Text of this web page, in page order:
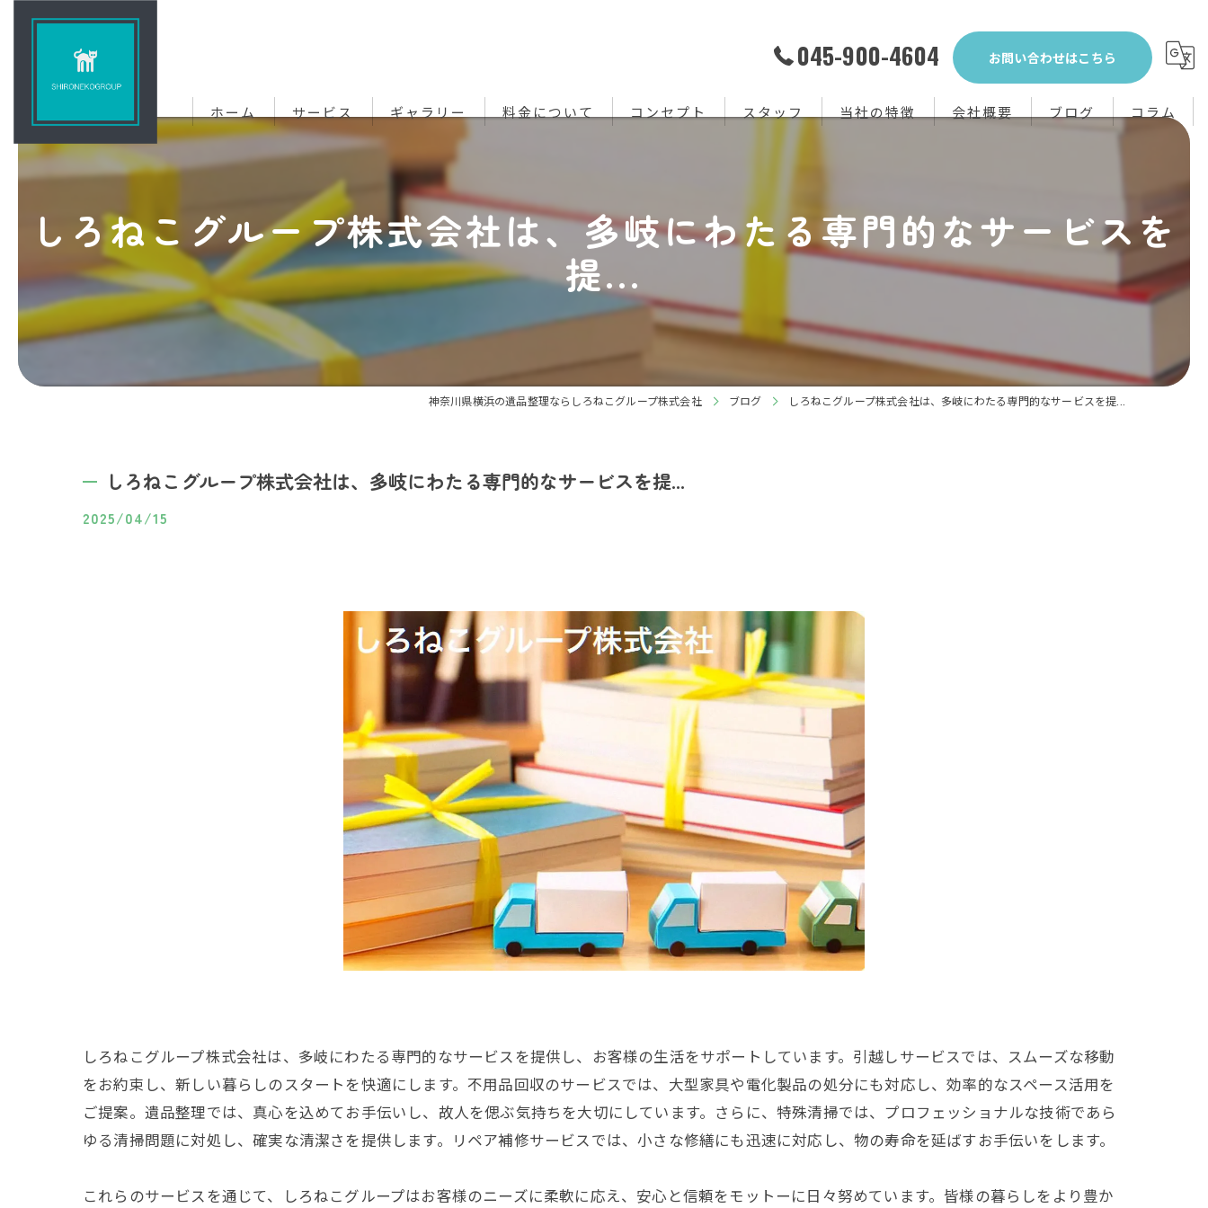
045-900-4604 お問い合わせはこちら
ホーム サービス ギャラリー 料金について コンセプト スタッフ 当社の特徴
不用品回収
買取り
片付け
会社概要 ブログ コラム
しろねこグループ株式会社は、多岐にわたる専門的なサービスを
提...
神奈川県横浜の遺品整理ならしろねこグループ株式会社 ブログ しろねこグループ株式会社は、多岐にわたる専門的なサービスを提...
しろねこグループ株式会社は、多岐にわたる専門的なサービスを提...
2025/04/15
しろねこグループ株式会社は、多岐にわたる専門的なサービスを提供し、お客様の生活をサポートしています。引越しサービスでは、スムーズな移動
をお約束し、新しい暮らしのスタートを快適にします。不用品回収のサービスでは、大型家具や電化製品の処分にも対応し、効率的なスペース活用を
ご提案。遺品整理では、真心を込めてお手伝いし、故人を偲ぶ気持ちを大切にしています。さらに、特殊清掃では、プロフェッショナルな技術であら
ゆる清掃問題に対処し、確実な清潔さを提供します。リペア補修サービスでは、小さな修繕にも迅速に対応し、物の寿命を延ばすお手伝いをします。
これらのサービスを通じて、しろねこグループはお客様のニーズに柔軟に応え、安心と信頼をモットーに日々努めています。皆様の暮らしをより豊か